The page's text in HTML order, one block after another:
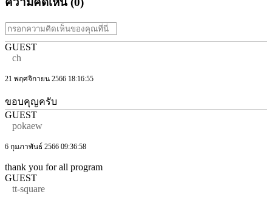
GUEST
ch
21 พฤศจิกายน 2566 18:16:55
ขอบคุญครับ
GUEST
pokaew
6 กุมภาพันธ์ 2566 09:36:58
thank you for all program
GUEST
tt-square